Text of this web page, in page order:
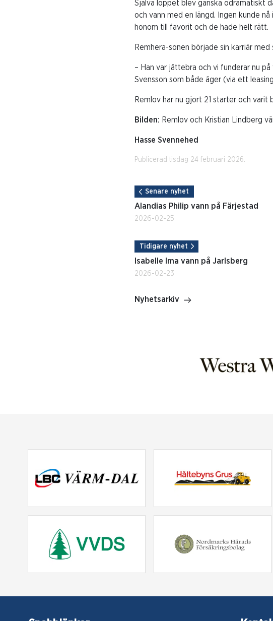
Själva loppet blev ganska odramatiskt
och vann med en längd. Ingen kunde
honom till favorit och de hade helt rätt.
Remhera-sonen började sin karriär
– Han var jättebra och vi funderar nu
Svensson som både äger (via ett
Remlov har nu gjort 21 starter och varit
Bilden: Remlov och Kristian Lindberg
Hasse Svennehed
Publicerad tisdag 24 februari 2026.
Senare nyhet
Alandias Philip vann på Färjestad
2026-02-25
Tidigare nyhet
Isabelle Ima vann på Jarlsberg
2026-02-23
Nyhetsarkiv